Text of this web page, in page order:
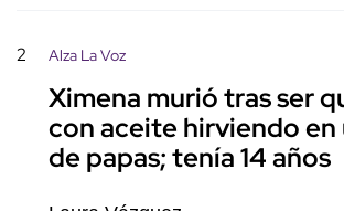
2 Alza La Voz
Ximena murió tras ser
con aceite hirviendo en
de papas; tenía 14 años